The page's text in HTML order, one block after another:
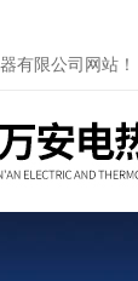
有限公司网站！